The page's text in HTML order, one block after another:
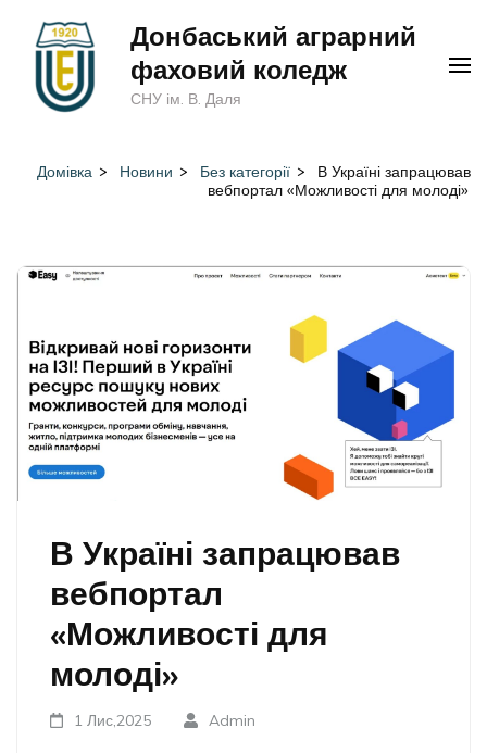
(натисніть
Донбаський аграрний
фаховий коледж
СНУ ім. В. Даля
Домівка > Новини > Без категорії >
В Україні запрацював
вебпортал «Можливості для молоді»
В Україні запрацював
вебпортал
«Можливості для
молоді»
1 Лис,2025 Admin